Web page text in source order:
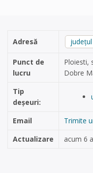
Adresă
Punct de
lucru
Ploiesti,
Dobre
Tip
deșeuri:
Email
Trimite
Actualizare
acum 6